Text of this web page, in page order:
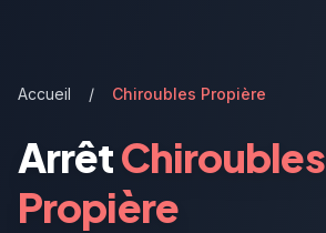
Accueil / Chiroubles Propière
ArrêtChiroubles
Propière